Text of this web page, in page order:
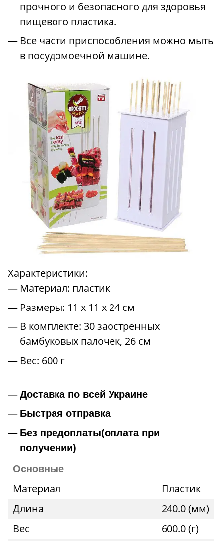
прочного и безопасного для здоровья
пищевого пластика.
Все части приспособления можно мыть
в посудомоечной машине.
Характеристики:
Материал: пластик
Размеры: 11 х 11 х 24 см
В комплекте: 30 заостренных
бамбуковых палочек, 26 см
Вес: 600 г
Доставка по всей Украине
Быстрая отправка
Без предоплаты(оплата при
получении)
Основные
Материал
Пластик
Длина
240.0 (мм)
Вес
600.0 (г)